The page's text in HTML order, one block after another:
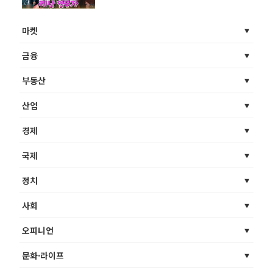
마켓
금융
부동산
산업
경제
국제
정치
사회
오피니언
문화·라이프